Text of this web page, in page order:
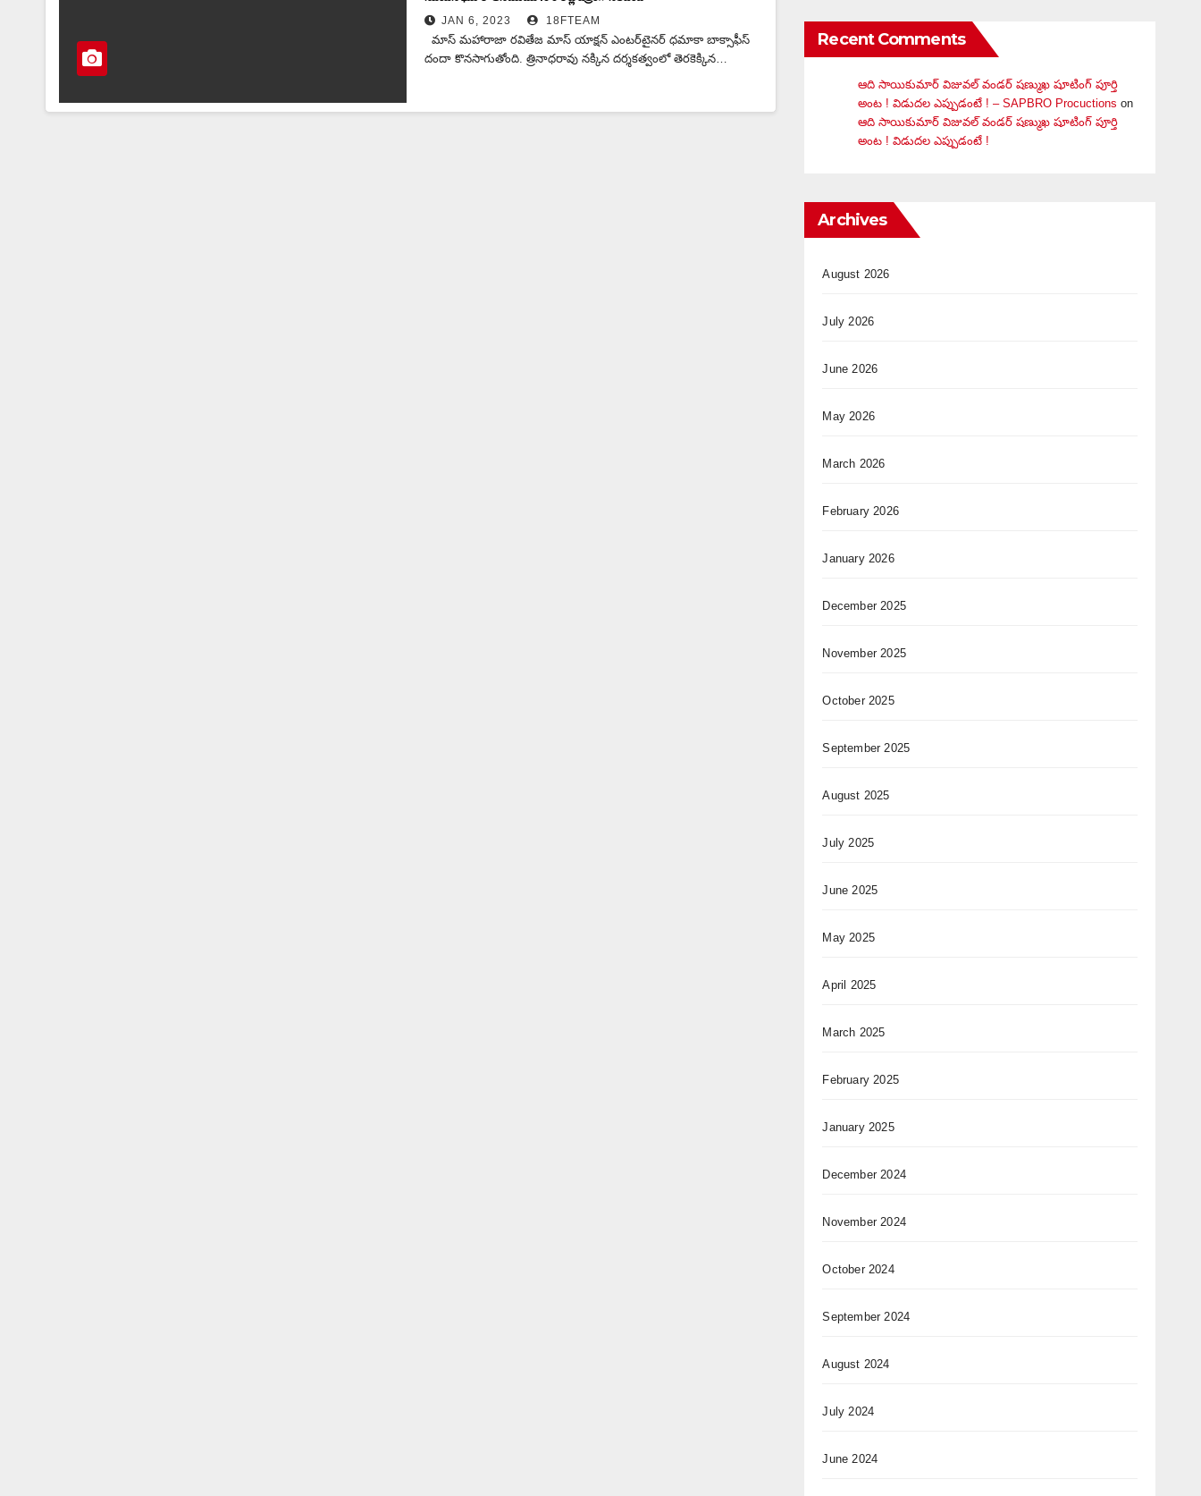
JAN 6, 2023 18FTEAM
మాస్ మహారాజా రవితేజ మాస్ యాక్షన్ ఎంటర్‌టైనర్ ధమాకా బాక్సాఫీస్
దందా కొనసాగుతోంది. త్రినాధరావు నక్కిన దర్శకత్వంలో తెరకెక్కిన…
Recent Comments
ఆది సాయికుమార్ విజువ‌ల్ వండ‌ర్ ష‌ణ్ముఖ షూటింగ్ పూర్తి
అంట ! విడుదల ఎప్పుడంటే ! – SAPBRO Procuctions on
ఆది సాయికుమార్ విజువ‌ల్ వండ‌ర్ ష‌ణ్ముఖ షూటింగ్ పూర్తి
అంట ! విడుదల ఎప్పుడంటే !
Archives
August 2026
July 2026
June 2026
May 2026
March 2026
February 2026
January 2026
December 2025
November 2025
October 2025
September 2025
August 2025
July 2025
June 2025
May 2025
April 2025
March 2025
February 2025
January 2025
December 2024
November 2024
October 2024
September 2024
August 2024
July 2024
June 2024